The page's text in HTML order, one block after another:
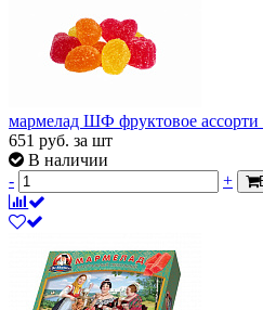
мармелад ШФ фруктовое ассорти
651 руб. за шт
В наличии
-
+